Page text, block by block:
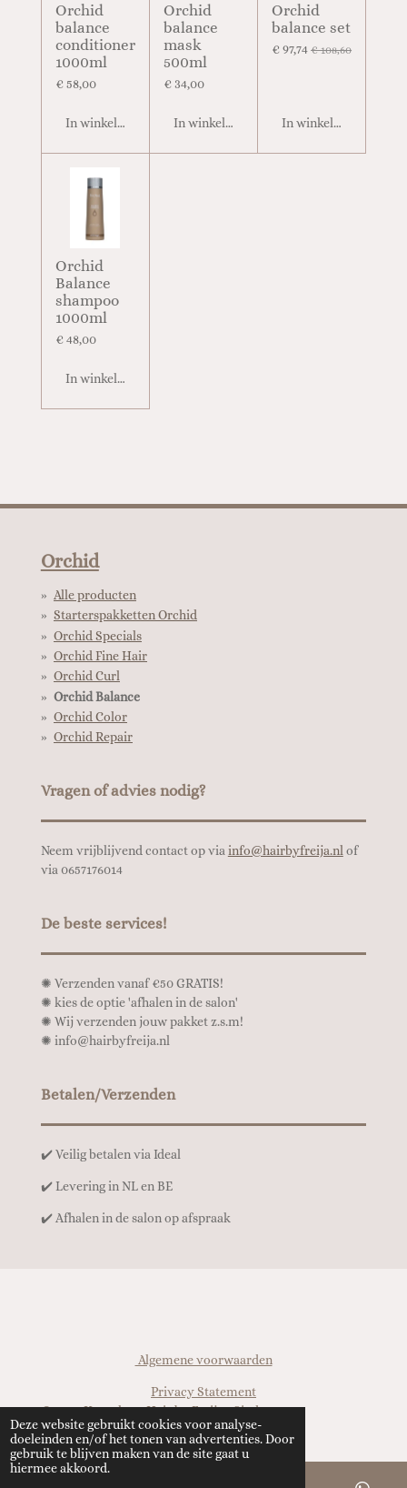
Deze website gebruikt cookies voor analyse-
doeleinden en/of het tonen van advertenties. Door
gebruik te blijven maken van de site gaat u
hiermee akkoord.
Orchid
balance
conditioner
1000ml
€ 58,00
In winkelwagen
Orchid
balance
mask
500ml
€ 34,00
In winkelwagen
Orchid
balance set
€ 97,74 € 108,60
In winkelwagen
Orchid
Balance
shampoo
1000ml
€ 48,00
In winkelwagen
Orchid
Alle producten
Starterspakketten Orchid
Orchid Specials
Orchid Fine Hair
Orchid Curl
Orchid Balance
Orchid Color
Orchid Repair
Vragen of advies nodig?
Neem vrijblijvend contact op viainfo@hairbyfreija.nlof
via 0657176014
De beste services!
✺ Verzenden vanaf €50 GRATIS!
✺ kies de optie 'afhalen in de salon'
✺ Wij verzenden jouw pakket z.s.m!
✺ info@hairbyfreija.nl
Betalen/Verzenden
✔️ Veilig betalen via Ideal
✔️ Levering in NL en BE
✔️ Afhalen in de salon op afspraak
Algemene voorwaarden
Privacy Statement
© 2025 Kapsalon - Hair by Freija - Sinds 2019